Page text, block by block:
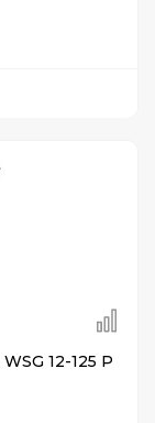
12-125 P